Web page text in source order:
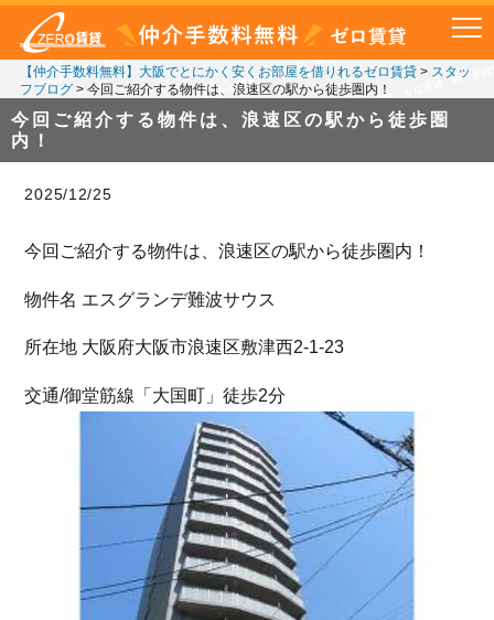
【仲介手数料無料】大阪でとにかく安くお部屋を借りれるゼロ賃貸> スタッ
フブログ> 今回ご紹介する物件は、浪速区の駅から徒歩圏内！
今回ご紹介する物件は、浪速区の駅から徒歩圏
内！
2025/12/25
今回ご紹介する物件は、浪速区の駅から徒歩圏内！
物件名 エスグランデ難波サウス
所在地 大阪府大阪市浪速区敷津西2-1-23
交通/御堂筋線「大国町」徒歩2分